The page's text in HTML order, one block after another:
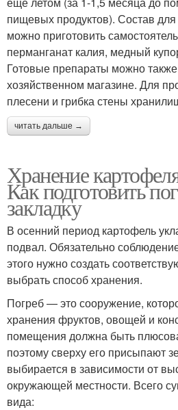
пищевых продуктов). Состав для
можно приготовить
перманганат калия, медный
Готовые препараты можно
хозяйственном магазине. Для
плесени и грибка стены
читать дальше →
Хранение
Как подготовить
закладку
В осенний период картофель
подвал. Обязательно
этого нужно создать
выбрать способ хранения.
Погреб — это сооружение,
хранения фруктов, овощей и
помещения должна быть
поэтому сверху его присыпают
выбирается в зависимости от
окружающей местности. Всего
вида: